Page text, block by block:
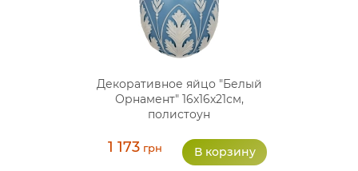
Декоративное яйцо "Белый
Орнамент" 16х16х21см,
полистоун
1 173 грн